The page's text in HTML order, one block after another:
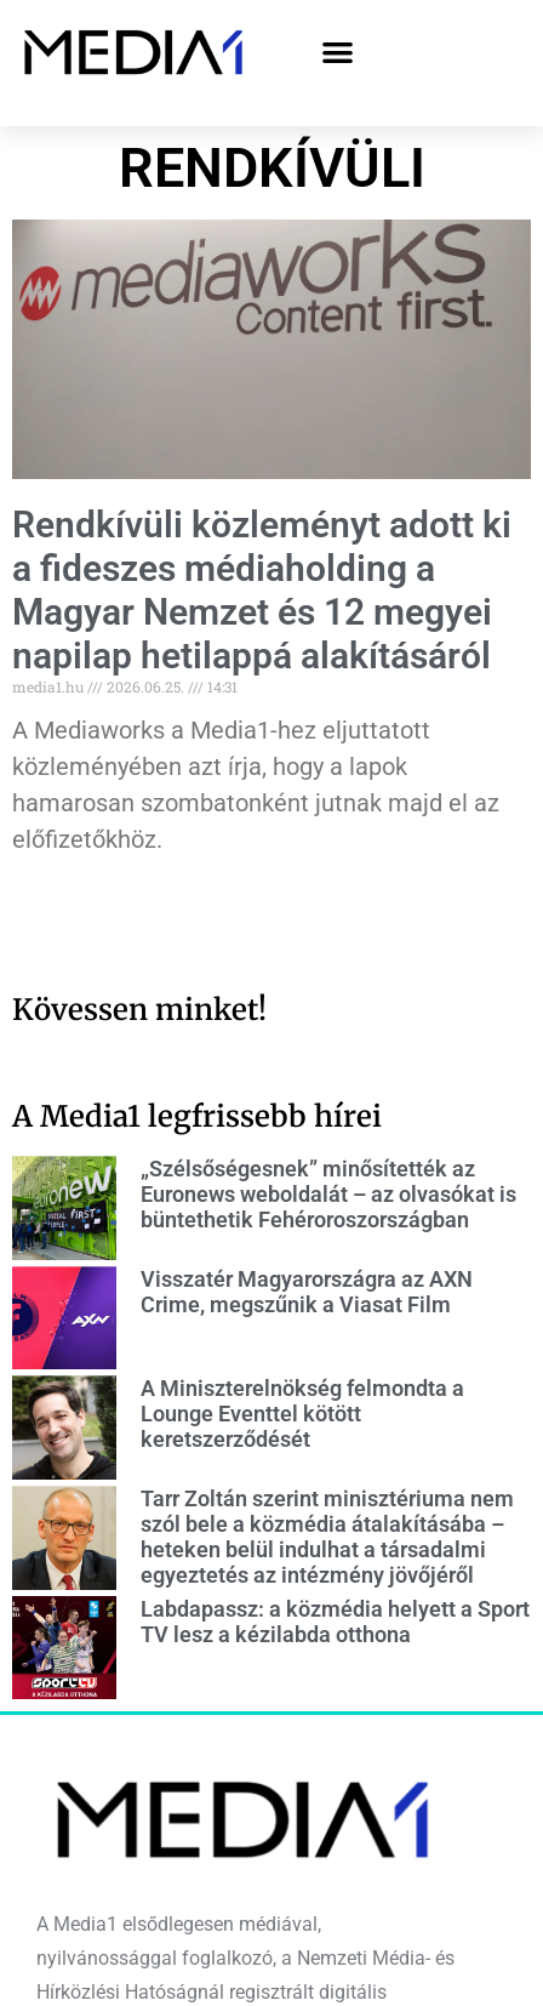
RENDKÍVÜLI
Rendkívüli közleményt adott ki
a fideszes médiaholding a
Magyar Nemzet és 12 megyei
napilap hetilappá alakításáról
media1.hu 2026.06.25. 14:31
A Mediaworks a Media1-hez eljuttatott
közleményében azt írja, hogy a lapok
hamarosan szombatonként jutnak majd el az
előfizetőkhöz.
Kövessen minket!
A Media1 legfrissebb hírei
„Szélsőségesnek” minősítették az
Euronews weboldalát – az olvasókat is
büntethetik Fehéroroszországban
Visszatér Magyarországra az AXN
Crime, megszűnik a Viasat Film
A Miniszterelnökség felmondta a
Lounge Eventtel kötött
keretszerződését
Tarr Zoltán szerint minisztériuma nem
szól bele a közmédia átalakításába –
heteken belül indulhat a társadalmi
egyeztetés az intézmény jövőjéről
Labdapassz: a közmédia helyett a Sport
TV lesz a kézilabda otthona
A Media1 elsődlegesen médiával,
nyilvánossággal foglalkozó, a Nemzeti Média- és
Hírközlési Hatóságnál regisztrált digitális